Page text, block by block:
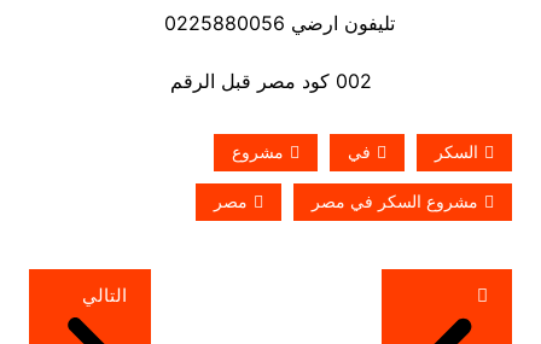
تليفون ارضي 0225880056
002 كود مصر قبل الرقم
السكر في مشروع
مشروع السكر في مصر مصر
تصفّح
المقالات
التالي